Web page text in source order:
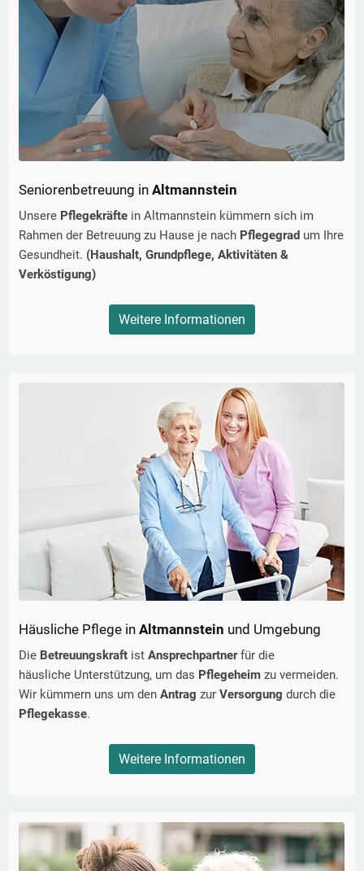
Seniorenbetreuung in Altmannstein
Unsere Pflegekräfte in Altmannstein kümmern sich im
Rahmen der Betreuung zu Hause je nach Pflegegrad um Ihre
Gesundheit. (Haushalt, Grundpflege, Aktivitäten &
Verköstigung)
Weitere Informationen
Häusliche Pflege in Altmannstein und Umgebung
Die Betreuungskraft ist Ansprechpartnerfür die
häusliche Unterstützung, um das Pflegeheim zu vermeiden.
Wir kümmern uns um den Antrag zur Versorgung durch die
Pflegekasse.
Weitere Informationen